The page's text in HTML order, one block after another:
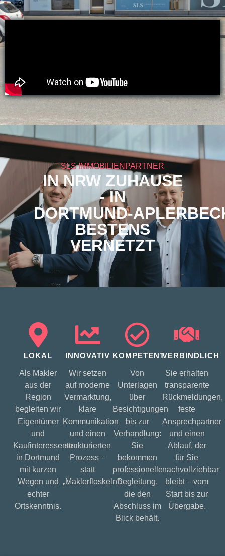
SLS IMMOBILIENPARTNER
IN NRW ZUHAUSE
- IN
BESTENS
VERNETZT
LOKAL
Als Makler
aus der
Region
begleiten wir
Eigentümer
und
Kaufinteressenten
in Dortmund
mit kurzen
Wegen und
echter
Ortskenntnis.
INNOVATIV
Wir setzen
auf moderne
Vermarktung,
klare
Kommunikation
und einen
strukturierten
Prozess –
statt
„Maklerfloskeln“.
KOMPETENT
Von
Unterlagen
über
Besichtigungen
bis zur
Verhandlung:
Sie
bekommen
professionelle
Begleitung,
die den
Abschluss im
Blick behält.
VERBINDLICH
Sie erhalten
transparente
Rückmeldungen,
feste
Ansprechpartner
und einen
Ablauf, der
für Sie
nachvollziehbar
bleibt – vom
Start bis zur
Übergabe.